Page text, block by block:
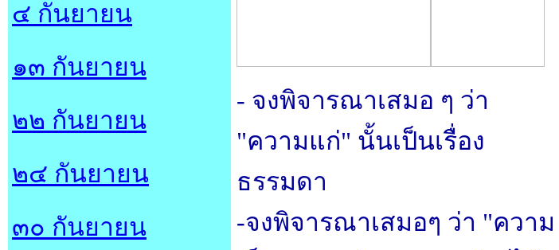
๔ กันยายน
๑๓ กันยายน
๒๒ กันยายน
๒๔ กันยายน
๓๐ กันยายน
- จงพิจารณาเสมอ ๆ ว่า
"ความแก่" นั้นเป็นเรื่อง
ธรรมดา
-จงพิจารณาเสมอๆ ว่า "ความ